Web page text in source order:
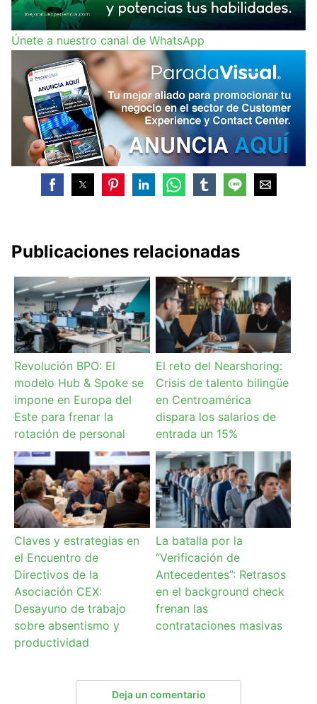
Únete a nuestro canal de WhatsApp
Publicaciones relacionadas
Revolución BPO: El
modelo Hub & Spoke se
impone en Europa del
Este para frenar la
rotación de personal
El reto del Nearshoring:
Crisis de talento bilingüe
en Centroamérica
dispara los salarios de
entrada un 15%
Claves y estrategias en
el Encuentro de
Directivos de la
Asociación CEX:
Desayuno de trabajo
sobre absentismo y
productividad
La batalla por la
“Verificación de
Antecedentes”: Retrasos
en el background check
frenan las
contrataciones masivas
Deja un comentario